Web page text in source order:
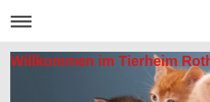
Willkommen im Tierheim